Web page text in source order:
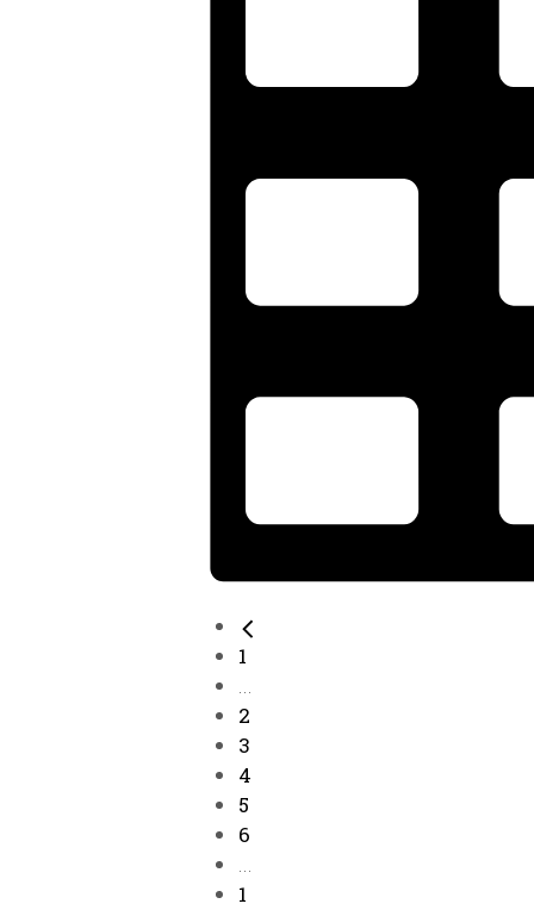
1
...
2
3
4
5
6
...
1